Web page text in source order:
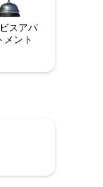
スアパ
メント